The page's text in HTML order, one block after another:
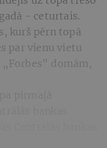
- ceturtais.
kurš pērn topā
par vienu vietu
domām,